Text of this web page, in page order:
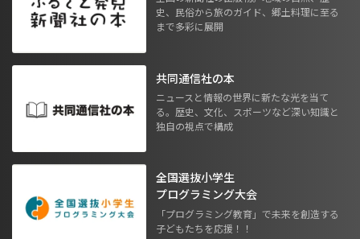
史、民俗から旅のガイド、郷土料理に至る
まで多彩に展開
共同通信社の本
ニュースと情報の世界に新たな光を当て
る。歴史、文化、スポーツなど深い知識と
独自の視点で構成
全国選抜小学生
プログラミング大会
「プログラミング教育」で未来を創造する
子どもたちを応援！！